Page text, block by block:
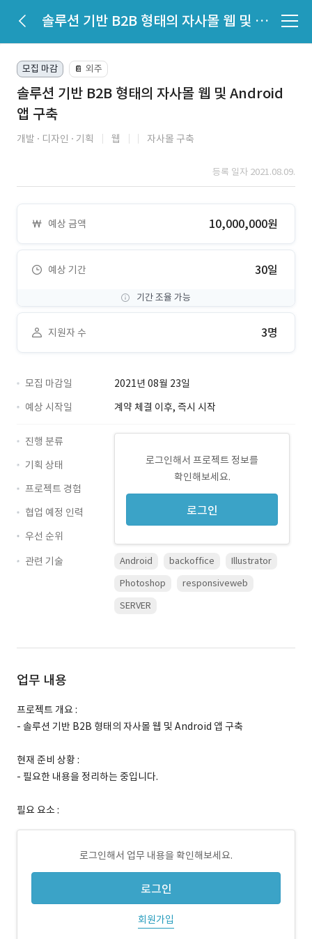
솔루션 기반 B2B 형태의 자사몰 웹 및 Android 앱 구축
모집 마감 📔 외주
솔루션 기반 B2B 형태의 자사몰 웹 및 Android
앱 구축
개발 디자인 기획 웹 자사몰 구축
등록 일자 2021.08.09.
예상 금액 10,000,000원
예상 기간 30일
기간 조율 가능
지원자 수 3명
모집 마감일
2021년 08월 23일
예상 시작일
계약 체결 이후, 즉시 시작
로그인해서 프로젝트 정보를
확인해보세요.
로그인
진행 분류
기획 상태
프로젝트 경험
협업 예정 인력
우선 순위
관련 기술
Android backoffice
Illustrator
Photoshop
responsiveweb
SERVER
업무 내용
프로젝트 개요 :
- 솔루션 기반 B2B 형태의 자사몰 웹 및 Android 앱 구축
현재 준비 상황 :
- 필요한 내용을 정리하는 중입니다.
필요 요소 :
로그인해서 업무 내용을 확인해보세요.
로그인
회원가입